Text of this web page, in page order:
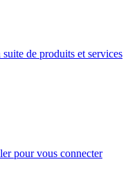
de produits et services
pour vous connecter